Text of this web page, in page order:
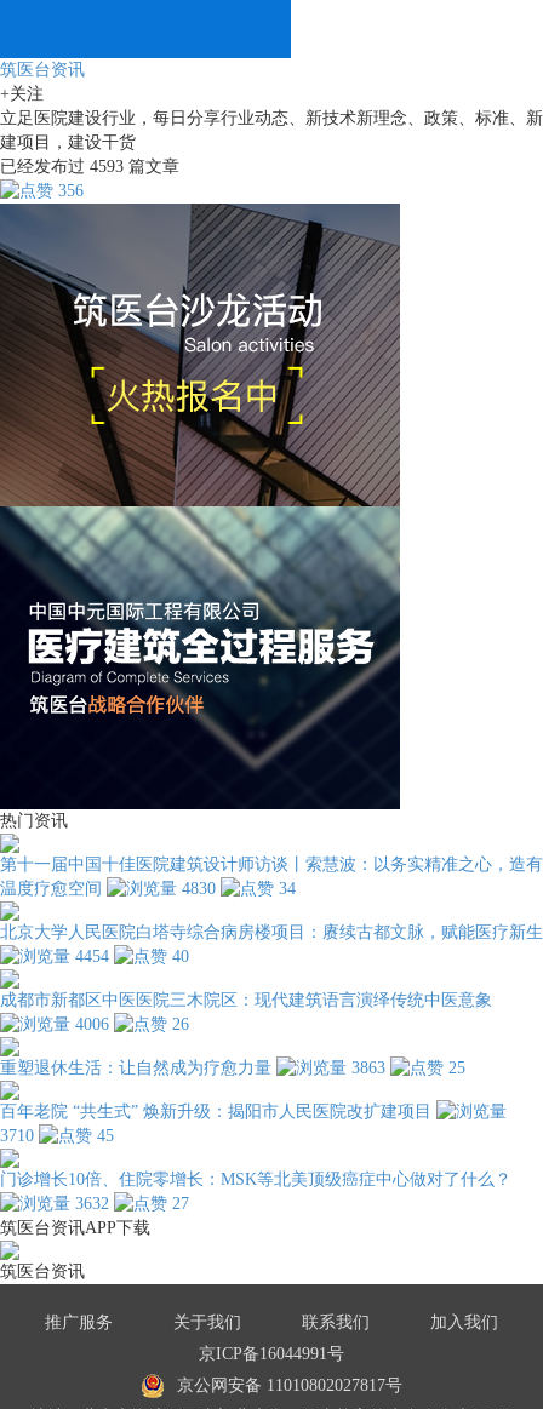
筑医台资讯
+关注
立足医院建设行业，每日分享行业动态、新技术新理念、政策、标准、新
建项目，建设干货
已经发布过 4593 篇文章
356
热门资讯
第十一届中国十佳医院建筑设计师访谈丨索慧波：以务实精准之心，造有
温度疗愈空间
4830 34
北京大学人民医院白塔寺综合病房楼项目：赓续古都文脉，赋能医疗新生
4454
40
成都市新都区中医医院三木院区：现代建筑语言演绎传统中医意象
4006
26
重塑退休生活：让自然成为疗愈力量 3863 25
百年老院 “共生式” 焕新升级：揭阳市人民医院改扩建项目
3710
45
门诊增长10倍、住院零增长：MSK等北美顶级癌症中心做对了什么？
3632
27
筑医台资讯APP下载
筑医台资讯
推广服务 关于我们 联系我们
加入我们
京ICP备16044991号
京公网安备 11010802027817号